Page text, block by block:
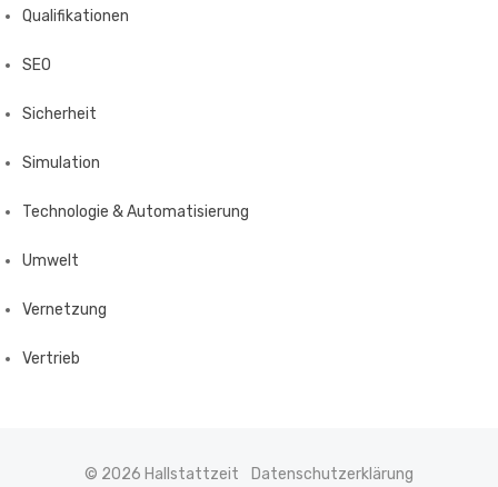
Qualifikationen
SEO
Sicherheit
Simulation
Technologie & Automatisierung
Umwelt
Vernetzung
Vertrieb
© 2026 Hallstattzeit Datenschutzerklärung